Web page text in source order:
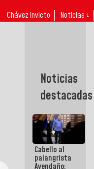
Chávez invicto Noticias ↓
Noticias
destacadas
Cabello al
palangrista
Avendaño: